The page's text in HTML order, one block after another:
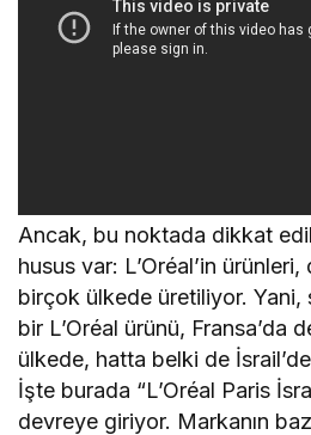
Ancak, bu noktada dikkat
husus var: L’Oréal’in ürünleri,
birçok ülkede üretiliyor. Yani,
bir L’Oréal ürünü, Fransa’da
ülkede, hatta belki de
İşte burada “L’Oréal Paris
devreye giriyor. Markanın